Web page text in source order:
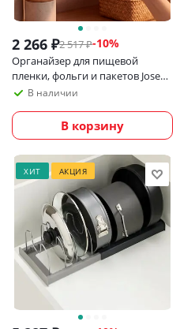
2 266 ₽2 517₽-10%
Органайзер для пищевой
пленки, фольги и пакетов Joseph
Joseph CupboardStore, серый
В наличии
В корзину
ХИТ АКЦИЯ